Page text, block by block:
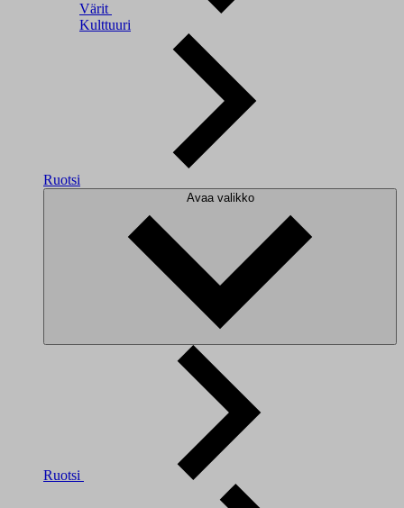
Värit
Kulttuuri
Ruotsi
Avaa valikko
Ruotsi